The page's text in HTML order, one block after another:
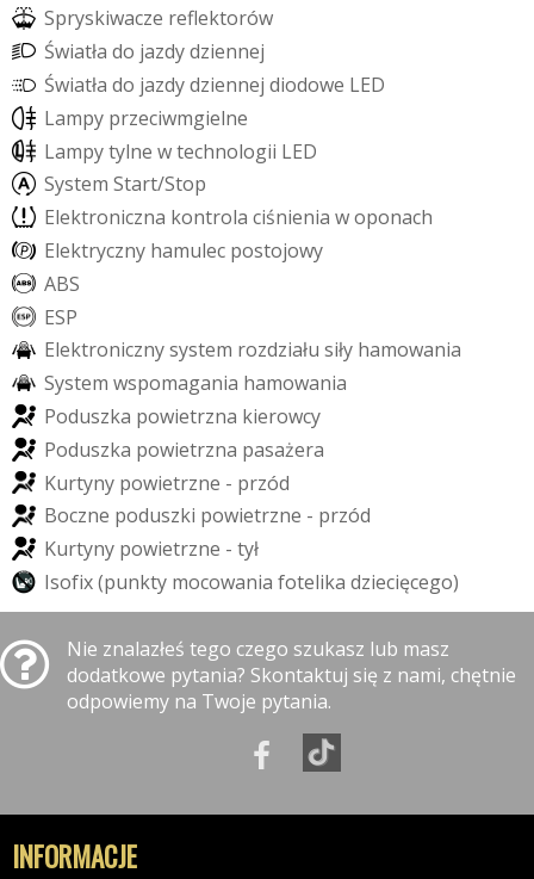
Spryskiwacze refektorów
Światła do jazdydziennej
Światła do jazdydziennej diodowe LED
Lampy przeciwmgielne
Lampytylne wtechnologii LED
System Start/Stop
Elektroniczna kontrola ciśnienia woponach
Elektryczny hamulec postojowy
ABS
ESP
Elektronicznysystem rozdziału siły hamowania
System wspomagania hamowania
Poduszka powietrzna kierowcy
Poduszka powietrzna pasażera
Kurtyny powietrzne - przód
Boczne poduszki powietrzne - przód
Kurtyny powietrzne - tył
Isofix(punkty mocowania fotelika dziecięcego)
Nie znalazłeś tego czego szukasz lub masz
dodatkowe pytania? Skontaktuj się z nami, chętnie
odpowiemy na Twoje pytania.
INFORMACJE